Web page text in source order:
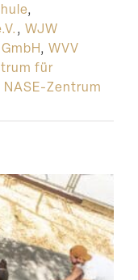
,
, WJW
, WVV
für
NASE-Zentrum